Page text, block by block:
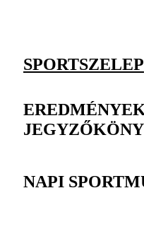
SPORTSZELEP
NAPI